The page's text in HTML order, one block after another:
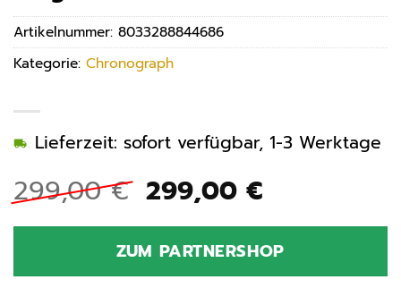
299,00€ Ursprünglicher
Preis
war:
299,00 €
299,00 €Aktueller
ist:
299,00 €.
Lieferzeit: sofort verfügbar, 1-3 Werktage
ZUM PARTNERSHOP
Artikelnummer: 8033288844686
Kategorie: Chronograph